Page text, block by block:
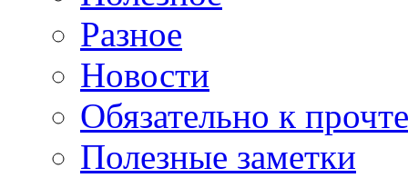
Разное
Новости
Обязательно к
Полезные заметки